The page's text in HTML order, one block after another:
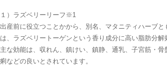
１）ラズベリーリーフ※1
出産前に役立つことかから、別名、マタニティハーブ
は、ラズベリートーゲンという香り成分に高い脂肪分解
主な効能は、収れん、鎮けい、鎮静、通乳、子宮筋・
痢などの良いとされています。